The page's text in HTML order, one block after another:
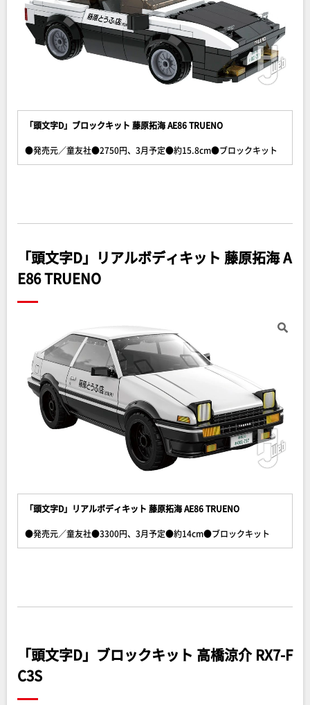
「頭文字D」ブロックキット 藤原拓海 AE86 TRUENO
●発売元／童友社●2750円、3月予定●約15.8cm●ブロックキット
「頭文字D」リアルボディキット 藤原拓海 A
E86 TRUENO
「頭文字D」リアルボディキット 藤原拓海 AE86 TRUENO
●発売元／童友社●3300円、3月予定●約14cm●ブロックキット
「頭文字D」ブロックキット 高橋涼介 RX7-F
C3S